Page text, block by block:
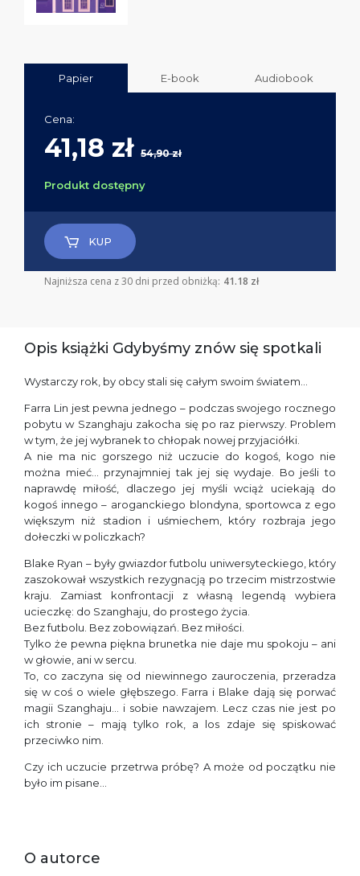
Papier E-book Audiobook
Cena:
41,18 zł 54,90 zł
Produkt dostępny
KUP
Najniższa cena z 30 dni przed obniżką: 41.18 zł
Opis książki Gdybyśmy znów się spotkali
Wystarczy rok, by obcy stali się całym swoim światem…
Farra Lin jest pewna jednego – podczas swojego rocznego
pobytu w Szanghaju zakocha się po raz pierwszy. Problem
w tym, że jej wybranek to chłopak nowej przyjaciółki.
A nie ma nic gorszego niż uczucie do kogoś, kogo nie
można mieć… przynajmniej tak jej się wydaje. Bo jeśli to
naprawdę miłość, dlaczego jej myśli wciąż uciekają do
kogoś innego – aroganckiego blondyna, sportowca z ego
większym niż stadion i uśmiechem, który rozbraja jego
dołeczki w policzkach?
Blake Ryan – były gwiazdor futbolu uniwersyteckiego, który
zaszokował wszystkich rezygnacją po trzecim mistrzostwie
kraju. Zamiast konfrontacji z własną legendą wybiera
ucieczkę: do Szanghaju, do prostego życia.
Bez futbolu. Bez zobowiązań. Bez miłości.
Tylko że pewna piękna brunetka nie daje mu spokoju – ani
w głowie, ani w sercu.
To, co zaczyna się od niewinnego zauroczenia, przeradza
się w coś o wiele głębszego. Farra i Blake dają się porwać
magii Szanghaju… i sobie nawzajem. Lecz czas nie jest po
ich stronie – mają tylko rok, a los zdaje się spiskować
przeciwko nim.
Czy ich uczucie przetrwa próbę? A może od początku nie
było im pisane…
O autorce